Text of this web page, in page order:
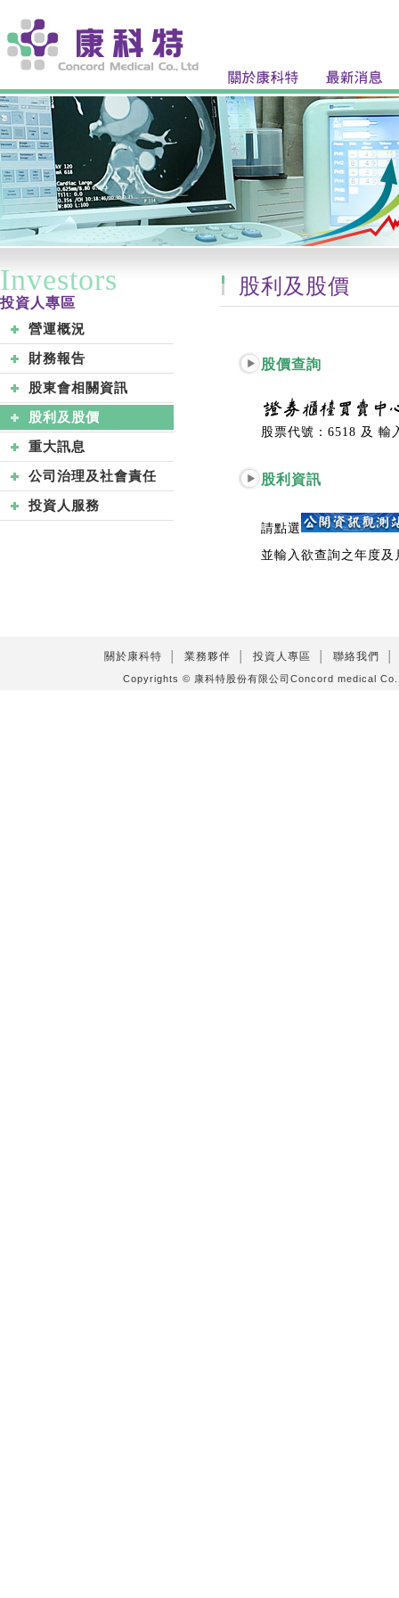
Investors
投資人專區
營運概況
財務報告
股東會相關資訊
股利及股價
重大訊息
公司治理及社會責任
投資人服務
股利及股價
股價查詢
股票代號：6518 及 輸
股利資訊
請點選
並輸入欲查詢之年度
關於康科特 業務夥伴 投資人專區 聯絡我們
Copyrights © 康科特股份有限公司Concord medical